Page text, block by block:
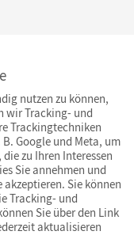
nutzen zu können,
wir Tracking- und
Trackingtechniken
Google und Meta, um
zu Ihren Interessen
Sie annehmen und
Sie können
Tracking- und
Sie über den Link
aktualisieren